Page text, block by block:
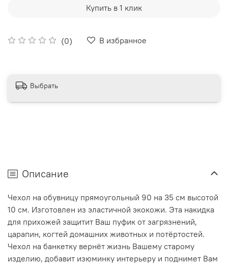
(0) В избранное
Купить в 1 клик
Выбрать
Описание
Чехол на обувницу прямоугольный 90 на 35 см высотой
10 см. Изготовлен из эластичной экокожи. Эта накидка
для прихожей защитит Ваш пуфик от загрязнений,
царапин, когтей домашних животных и потёртостей.
Чехол на банкетку вернёт жизнь Вашему старому
изделию, добавит изюминку интерьеру и поднимет Вам